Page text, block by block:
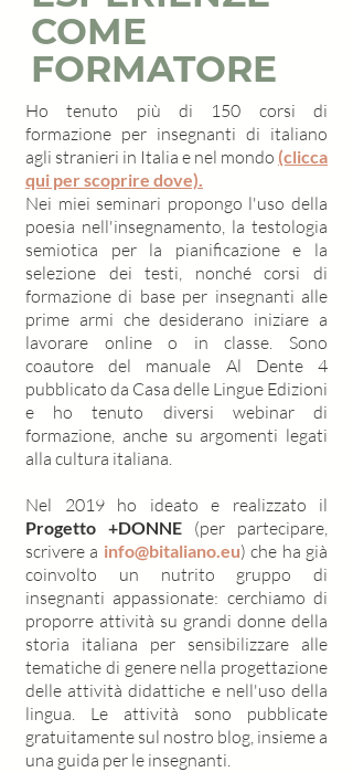
COME
FORMATORE
Ho tenuto più di 150 corsi di
formazione per insegnanti di italiano
agli stranieri in Italia e nel mondo (clicca
qui per scoprire dove).
Nei miei seminari propongo l'uso della
poesia nell'insegnamento, la testologia
semiotica per la pianificazione e la
selezione dei testi, nonché corsi di
formazione di base per insegnanti alle
prime armi che desiderano iniziare a
lavorare online o in classe. Sono
coautore del manuale Al Dente 4
pubblicato da Casa delle Lingue Edizioni
e ho tenuto diversi webinar di
formazione, anche su argomenti legati
alla cultura italiana.
Nel 2019 ho ideato e realizzato il
Progetto +DONNE (per partecipare,
scrivere a info@bitaliano.eu) che ha già
coinvolto un nutrito gruppo di
insegnanti appassionate: cerchiamo di
proporre attività su grandi donne della
storia italiana per sensibilizzare alle
tematiche di genere nella progettazione
delle attività didattiche e nell'uso della
lingua. Le attività sono pubblicate
gratuitamente sul nostro blog, insieme a
una guida per le insegnanti.